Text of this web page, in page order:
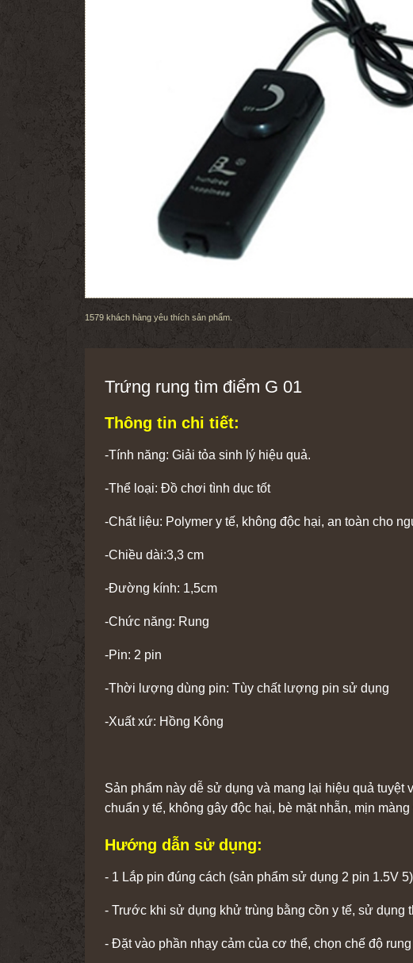
1579 khách hàng yêu thích sản phẩm.
Trứng rung tìm điểm G 01
Thông tin chi tiết:
-Tính năng: Giải tỏa sinh lý hiệu quả.
-Thể loại: Đồ chơi tình dục tốt
-Chất liệu: Polymer y tế, không độc hại, an toàn cho
-Chiều dài:3,3 cm
-Đường kính: 1,5cm
-Chức năng: Rung
-Pin: 2 pin
-Thời lượng dùng pin: Tùy chất lượng pin sử dụng
-Xuất xứ: Hồng Kông
Sản phẩm này dễ sử dụng và mang lại hiệu quả
chuẩn y tế, không gây độc hại, bè mặt nhẵn, mịn
Hướng dẫn sử dụng:
- 1 Lắp pin đúng cách (sản phẩm sử dụng 2 pin 1.5V 5)
- Trước khi sử dụng khử trùng bằng cồn y tế, sử dụng
- Đặt vào phần nhạy cảm của cơ thể, chọn chế độ